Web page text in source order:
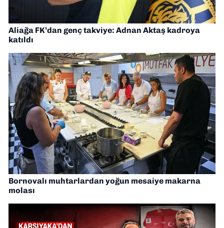
Aliağa FK’dan genç takviye: Adnan Aktaş kadroya
katıldı
Bornovalı muhtarlardan yoğun mesaiye makarna
molası